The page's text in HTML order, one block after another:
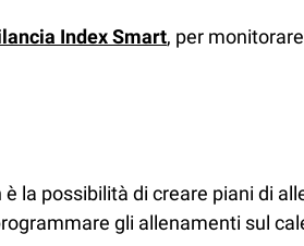
Index Smart, per
la possibilità di creare piani di
gli allenamenti sul